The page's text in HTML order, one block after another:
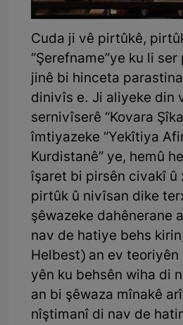
Cuda ji vê pirtûkê,
“Şerefname”ye ku li
jinê bi hinceta
dinivîs e. Ji aliyeke din
sernivîserê “Kovara
îmtiyazeke “Yekîtiya
Kurdistanê” ye, hemû
îşaret bi pirsên civakî û
pirtûk û nivîsan dike
şêwazeke dahênerane
nav de hatiye behs
Helbest) an ev
yên ku behsên wiha di
an bi şêwaza mînakê
nîştimanî di nav de